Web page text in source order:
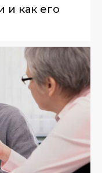
и как его